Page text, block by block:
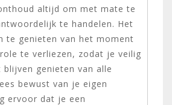
altijd om met mate te
te handelen. Het
te genieten van het moment
te verliezen, zodat je veilig
blijven genieten van alle
bewust van je eigen
ervoor dat je een